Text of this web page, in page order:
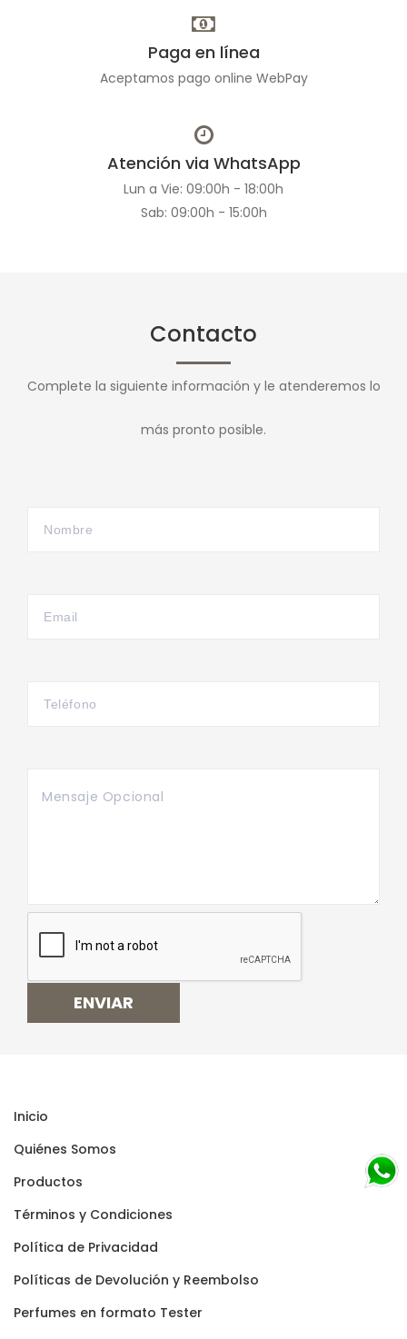
Paga en línea
Aceptamos pago online WebPay
Atención via WhatsApp
Lun a Vie: 09:00h - 18:00h
Sab: 09:00h - 15:00h
Contacto
Complete la siguiente información y le atenderemos lo
más pronto posible.
ENVIAR
Inicio
Quiénes Somos
Productos
Términos y Condiciones
Polí­tica de Privacidad
Polí­ticas de Devolución y Reembolso
Perfumes en formato Tester